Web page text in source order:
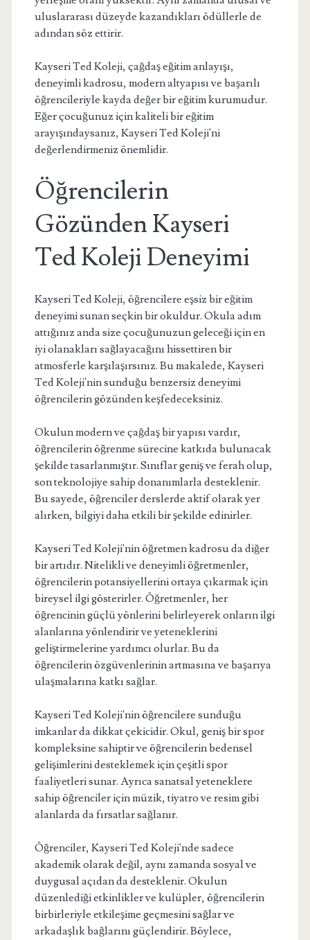
uluslararası düzeyde kazandıkları ödüllerle de
adından söz ettirir.
Kayseri Ted Koleji, çağdaş eğitim anlayışı,
deneyimli kadrosu, modern altyapısı ve başarılı
öğrencileriyle kayda değer bir eğitim kurumudur.
Eğer çocuğunuz için kaliteli bir eğitim
arayışındaysanız, Kayseri Ted Koleji'ni
değerlendirmeniz önemlidir.
Öğrencilerin
Gözünden Kayseri
Ted Koleji Deneyimi
Kayseri Ted Koleji, öğrencilere eşsiz bir eğitim
deneyimi sunan seçkin bir okuldur. Okula adım
attığınız anda size çocuğunuzun geleceği için en
iyi olanakları sağlayacağını hissettiren bir
atmosferle karşılaşırsınız. Bu makalede, Kayseri
Ted Koleji'nin sunduğu benzersiz deneyimi
öğrencilerin gözünden keşfedeceksiniz.
Okulun modern ve çağdaş bir yapısı vardır,
öğrencilerin öğrenme sürecine katkıda bulunacak
şekilde tasarlanmıştır. Sınıflar geniş ve ferah olup,
son teknolojiye sahip donanımlarla desteklenir.
Bu sayede, öğrenciler derslerde aktif olarak yer
alırken, bilgiyi daha etkili bir şekilde edinirler.
Kayseri Ted Koleji'nin öğretmen kadrosu da diğer
bir artıdır. Nitelikli ve deneyimli öğretmenler,
öğrencilerin potansiyellerini ortaya çıkarmak için
bireysel ilgi gösterirler. Öğretmenler, her
öğrencinin güçlü yönlerini belirleyerek onların ilgi
alanlarına yönlendirir ve yeteneklerini
geliştirmelerine yardımcı olurlar. Bu da
öğrencilerin özgüvenlerinin artmasına ve başarıya
ulaşmalarına katkı sağlar.
Kayseri Ted Koleji'nin öğrencilere sunduğu
imkanlar da dikkat çekicidir. Okul, geniş bir spor
kompleksine sahiptir ve öğrencilerin bedensel
gelişimlerini desteklemek için çeşitli spor
faaliyetleri sunar. Ayrıca sanatsal yeteneklere
sahip öğrenciler için müzik, tiyatro ve resim gibi
alanlarda da fırsatlar sağlanır.
Öğrenciler, Kayseri Ted Koleji'nde sadece
akademik olarak değil, aynı zamanda sosyal ve
duygusal açıdan da desteklenir. Okulun
düzenlediği etkinlikler ve kulüpler, öğrencilerin
birbirleriyle etkileşime geçmesini sağlar ve
arkadaşlık bağlarını güçlendirir. Böylece,